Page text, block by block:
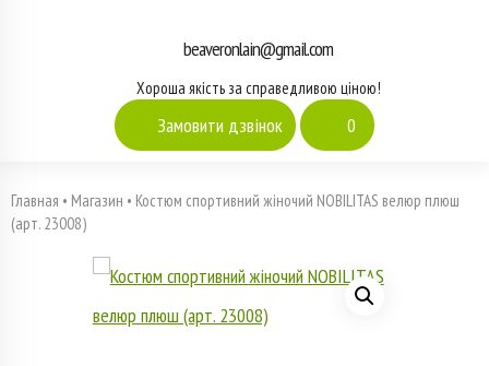
beaveronlain@gmail.com
Хороша якість за справедливою ціною!
Замовити дзвінок 0
Главная • Магазин • Костюм спортивний жіночий NOBILITAS велюр плюш
(арт. 23008)